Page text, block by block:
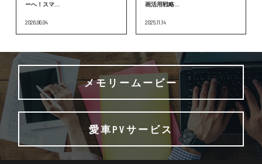
ーへ！スマ...
2026.06.04
画活用戦略...
2025.11.14
メモリームービー
愛車PVサービス